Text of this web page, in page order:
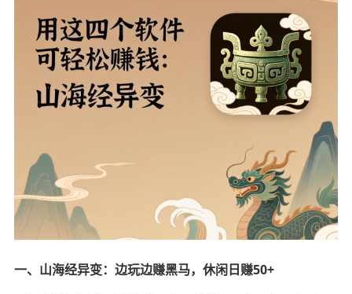
一、山海经异变：边玩边赚黑马，休闲日赚50+